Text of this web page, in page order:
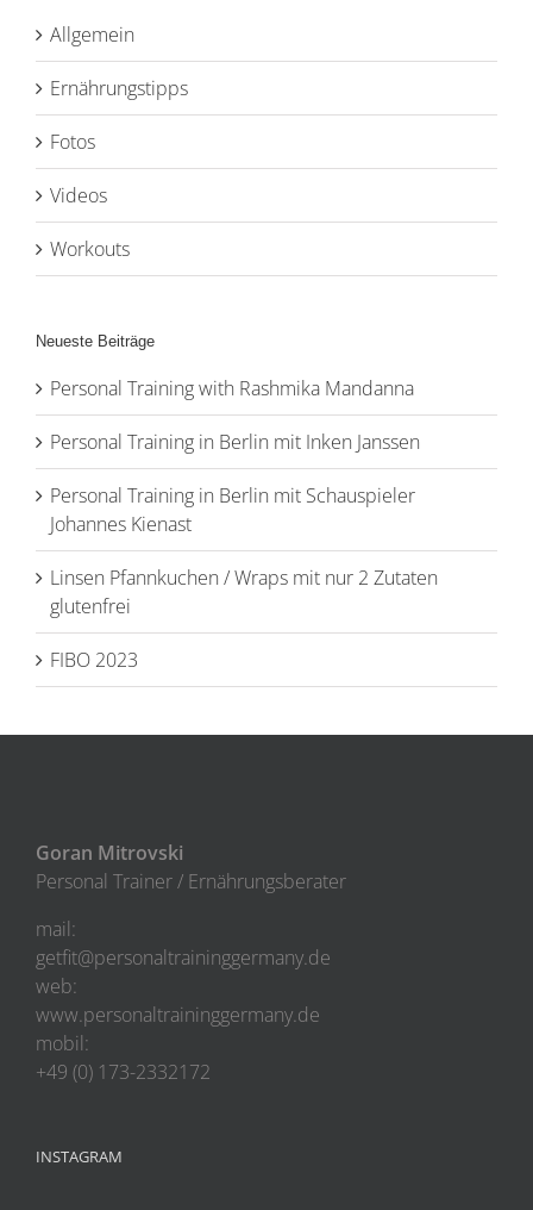
Allgemein
Ernährungstipps
Fotos
Videos
Workouts
Neueste Beiträge
Personal Training with Rashmika Mandanna
Personal Training in Berlin mit Inken Janssen
Personal Training in Berlin mit Schauspieler
Johannes Kienast
Linsen Pfannkuchen / Wraps mit nur 2 Zutaten
glutenfrei
FIBO 2023
Goran Mitrovski
Personal Trainer / Ernährungsberater
mail:
getfit@personaltraininggermany.de
web:
www.personaltraininggermany.de
mobil:
+49 (0) 173-2332172
INSTAGRAM